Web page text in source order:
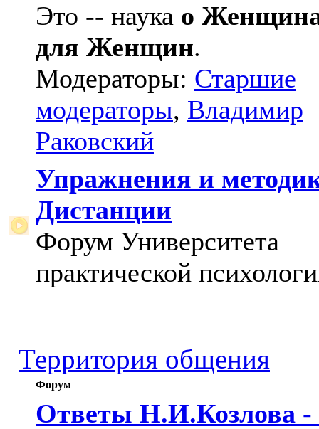
Это -- наука о
для Женщин.
Модераторы: Старшие
модераторы, Владимир
Раковский
Упражнения и
Дистанции
Форум Университета
практической
Территория общения
Форум
Ответы Н.И.Козлова -